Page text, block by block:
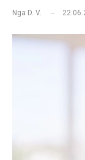
Nga D. V.